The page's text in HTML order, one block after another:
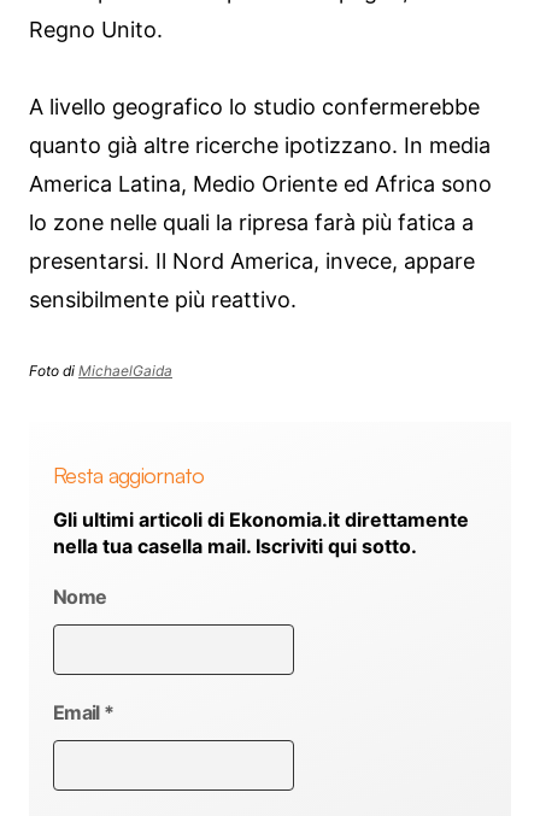
Regno Unito.
A livello geografico lo studio confermerebbe
quanto già altre ricerche ipotizzano. In media
America Latina, Medio Oriente ed Africa sono
lo zone nelle quali la ripresa farà più fatica a
presentarsi. Il Nord America, invece, appare
sensibilmente più reattivo.
Foto di MichaelGaida
Resta aggiornato
Gli ultimi articoli di Ekonomia.it direttamente
nella tua casella mail. Iscriviti qui sotto.
Nome
Email *